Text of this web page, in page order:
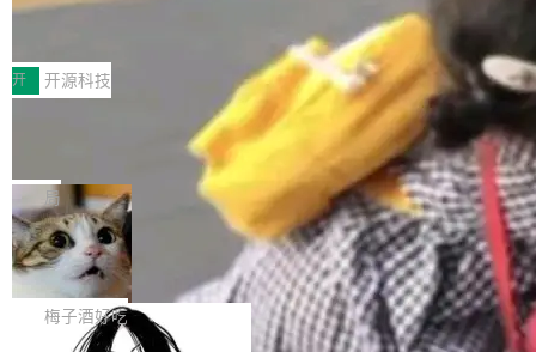
传输性能最高提升5倍。UCL-MPComm底层基
于自研UCL-Engine通信引擎，后续腾讯网平将
持续开源更多基于UCL-Engine的高性能通信组
件。 腾讯网平团队在UCL-MPComm中实现了一
个独立于业务线程的全局通信引擎（Engine），
创新与落地成效成功入选。 全链路私有化部署，
助力企业AI研发安全落地 当前，越来越多企业已
经开始引入 AI Coding 工具，通过调用公有云模
型或企业内部部署模型提升研发效率。但随着 AI
Coding 从个人辅助工具逐步走向团队级、组织
级应用，企业在规模化落地过程中，对安全性、
可控性和代码质量提出了更高要求。 首先是数据
安全与合规要求。对于大多数普通研发场景，公
有云模型能够满足快速试用和效率提升的需求。
但对于金融、能源、医疗等对数据安全要求较...
深信服AI算力网关入选工信部人工智能
前不久，工业和信息化部正式发布《2025年人工
智能应用典型案例名单》，集中展示人工智能在
各领域的应用成果，覆盖技术底座、行业赋能、
产品应用、支撑保障、专题等五大方向。深信服
AI算力网关（AI创新平台）成功入选！ 随着各行
各业的Agent走向规模化建设，算力构成形态逐
渐丰富，用户关注的重点也在发生变化：不只是
让AI用起来，还要进一步看清混合算力时代下，
Token花在哪里、算力是否被充分利用，以及持
续增长的AI成本该如何优化。 深信服AI算力网关
正是围绕这些实际问题，从Token治理和成本治
开 开源科技
Jeff Dean 离开 Google：一个时代的结
束，一个实验室的开始
Google 员工编号 20。MapReduce 作者之一。
Bigtable 作者之一。TensorFlow 的作者之一。
Gemini 的架构师。Google 首席科学家。 Jeff D
ean 在 Google 工作了 27 年后，宣布离职。 他
不是一个人走。一同离开的还有 Sanjay Ghema
wat（Google 员工编号 23，Jeff Dean 二十多
年的编程搭档，MapReduce 和 Bigtable 的共同
局
🔥 SolonCode v2026.8.4 发布：界面
字体可调、22 种语言、记忆搜索增强
打开终端就能上岗的全中文编码智能体，这一轮
把「看得清、用母语、记得住」三件事一次补
齐。 SolonCode 是什么 SolonCode 是杭州无
梅子酒好吃